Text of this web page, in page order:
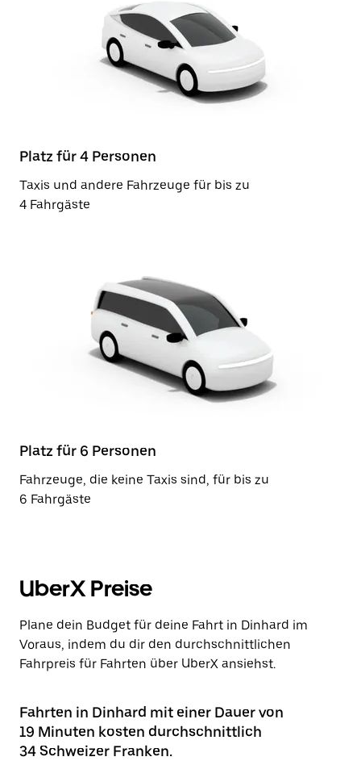
Platz für 4 Personen
Taxis und andere Fahrzeuge für bis zu
4 Fahrgäste
Platz für 6 Personen
Fahrzeuge, die keine Taxis sind, für bis zu
6 Fahrgäste
UberX Preise
Plane dein Budget für deine Fahrt in Dinhard im
Voraus, indem du dir den durchschnittlichen
Fahrpreis für Fahrten über UberX ansiehst.
Fahrten in Dinhard mit einer Dauer von
19 Minuten kosten durchschnittlich
34 Schweizer Franken.